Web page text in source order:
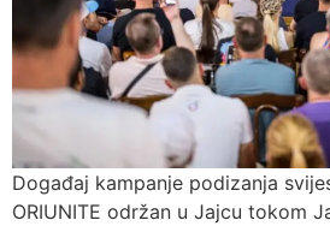
Događaj kampanje podizanja
ORIUNITE održan u Jajcu tokom